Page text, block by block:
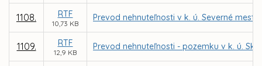
1108. RTF
10,73 KB
Prevod nehnuteľnosti v k. ú. Severné
1109. RTF
12,9 KB
Prevod nehnuteľnosti - pozemku v k. ú.